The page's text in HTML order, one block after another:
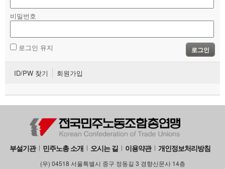
비밀번호
로그인 유지 로그인
ID/PW 찾기 회원가입
부설기관 민주노총 소개 오시는 길 이용약관 개인정보처리방침
(우) 04518 서울특별시 중구 정동길 3 경향신문사 14층
- 찾아보기
- 전국 노동상담소 안내
자료
부설기관